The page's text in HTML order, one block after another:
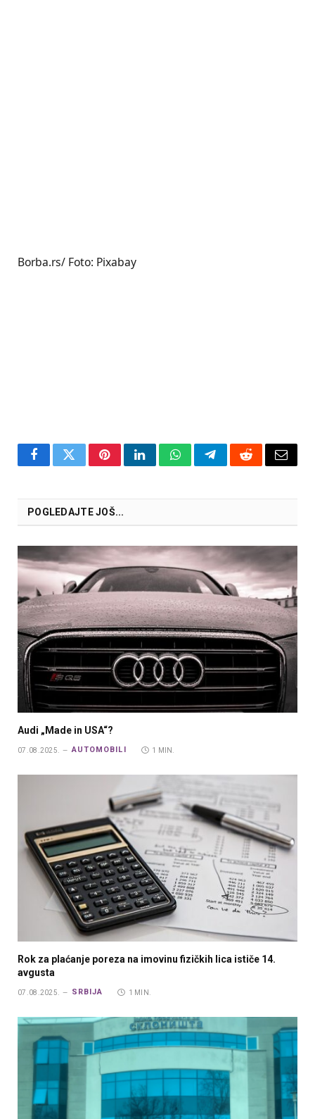
Borba.rs/ Foto: Pixabay
FacebookTwitterPinterestLinkedInWhatsAppTelegramRedditEmail
POGLEDAJTE JOŠ...
Audi „Made in USA“?
07.08.2025. AUTOMOBILI 1 MIN.
Rok za plaćanje poreza na imovinu fizičkih lica ističe 14.
avgusta
07.08.2025. SRBIJA 1 MIN.